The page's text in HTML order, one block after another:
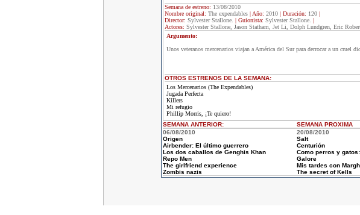
Semana de estreno: 13/08/2010
Nombre original: The expendables| Año: 2010| Duración: 120|
Director: Sylvester Stallone. | Guionista: Sylvester Stallone. |
Actores: Sylvester Stallone, Jason Statham, Jet Li, Dolph Lundgren, Eric
Argumento:
Unos veteranos mercenarios viajan a América del Sur para derrocar a un cruel
OTROS ESTRENOS DE LA SEMANA:
Los Mercenarios (The Expendables)
Jugada Perfecta
Killers
Mi refugio
Phillip Morris, ¡Te quiero!
SEMANA ANTERIOR: SEMANA PROXIMA
06/08/2010
Origen
Airbender: El último guerrero
Los dos caballos de Genghis Khan
Repo Men
The girlfriend experience
Zombis nazis
20/08/2010
Salt
Centurión
Como perros y
Galore
Mis tardes con
The secret of Kells